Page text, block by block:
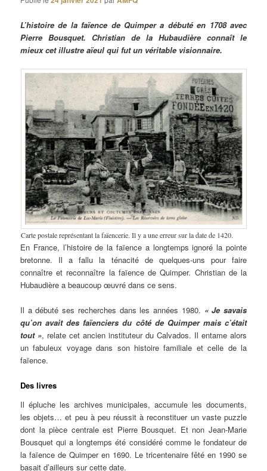
L’histoire de la faïence de Quimper a débuté en 1708 avec
Pierre Bousquet. Christian de la Hubaudière connaît le
mieux cet illustre aïeul qui fut un véritable visionnaire.
Carte postale représentant la faïencerie. Il y a une erreur sur la date de 1420.
En France, l’histoire de la faïence a longtemps ignoré la pointe
bretonne. Il a fallu la ténacité de quelques-uns pour faire
connaître et reconnaître la faïence de Quimper. Christian de la
Hubaudière a beaucoup œuvré dans ce sens.
Il a débuté ses recherches dans les années 1980. « Je savais
qu’on avait des faïenciers du côté de Quimper mais c’était
tout », relate cet ancien instituteur du Calvados. Il entame alors
un fabuleux voyage dans son histoire familiale et celle de la
faïence.
Des livres
Il épluche les archives municipales, accumule les documents,
les objets… et peu à peu réussit à reconstituer un vaste puzzle
dont la pièce centrale est Pierre Bousquet. Et non Jean-Marie
Bousquet qui a longtemps été considéré comme le fondateur de
la faïence de Quimper en 1690. Le tricentenaire fêté en 1990 se
basait d’ailleurs sur cette date.